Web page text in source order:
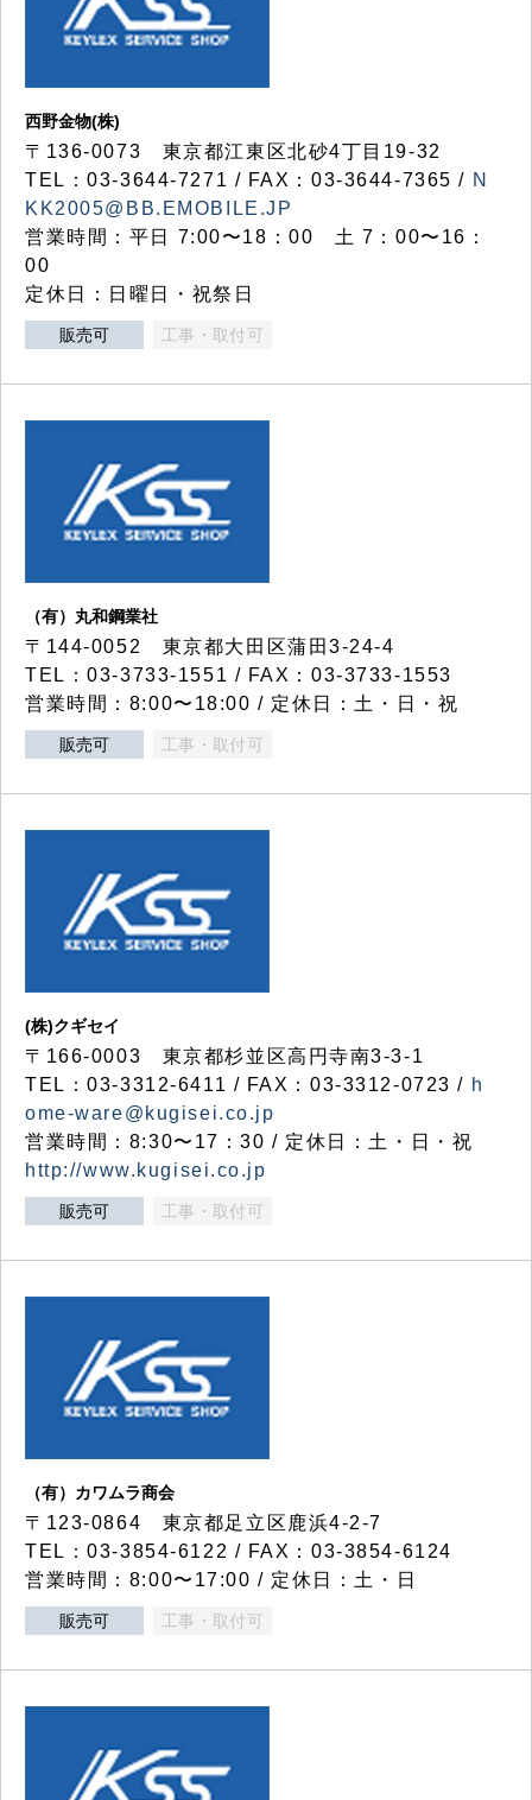
西野金物(株)
〒136-0073 東京都江東区北砂4丁目19-32
TEL：03‐3644‐7271 / FAX：03-3644-7365 / N
KK2005@BB.EMOBILE.JP
営業時間：平日 7:00〜18：00 土 7：00〜16：
00
定休日：日曜日・祝祭日
販売可 工事・取付可
（有）丸和鋼業社
〒144-0052 東京都大田区蒲田3-24-4
TEL：03-3733-1551 / FAX：03-3733-1553
営業時間：8:00〜18:00 / 定休日：土・日・祝
販売可 工事・取付可
(株)クギセイ
〒166-0003 東京都杉並区高円寺南3-3-1
TEL：03-3312-6411 / FAX：03-3312-0723 / h
ome-ware@kugisei.co.jp
営業時間：8:30〜17：30 / 定休日：土・日・祝
http://www.kugisei.co.jp
販売可 工事・取付可
（有）カワムラ商会
〒123-0864 東京都足立区鹿浜4-2-7
TEL：03-3854-6122 / FAX：03-3854-6124
営業時間：8:00〜17:00 / 定休日：土・日
販売可 工事・取付可